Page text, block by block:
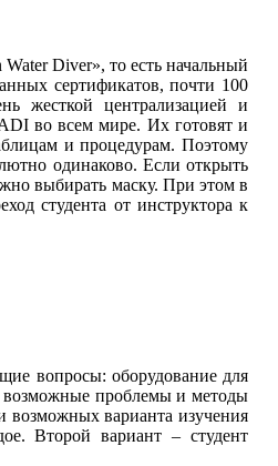
Diver», то есть начальный
сертификатов, почти 100
жесткой централизацией и
во всем мире. Их готовят и
и процедурам. Поэтому
одинаково. Если открыть
выбирать маску. При этом в
студента от инструктора к
вопросы: оборудование для
возможные проблемы и методы
возможных варианта изучения
Второй вариант – студент